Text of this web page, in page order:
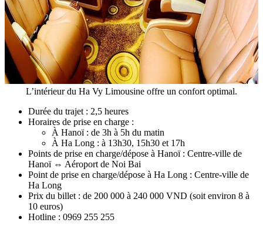
L’intérieur du Ha Vy Limousine offre un confort optimal.
Durée du trajet : 2,5 heures
Horaires de prise en charge :
À Hanoï : de 3h à 5h du matin
À Ha Long : à 13h30, 15h30 et 17h
Points de prise en charge/dépose à Hanoï : Centre-ville de
Hanoï ⇔ Aéroport de Noi Bai
Point de prise en charge/dépose à Ha Long : Centre-ville de
Ha Long
Prix du billet : de 200 000 à 240 000 VND (soit environ 8 à
10 euros)
Hotline : 0969 255 255